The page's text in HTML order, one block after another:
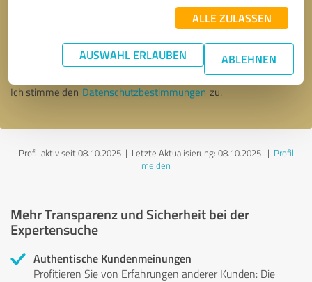
ALLE ZULASSEN
AUSWAHL ERLAUBEN ABLEHNEN
* Erforderliche Angaben
Nachricht senden
Ich stimme den Datenschutzbestimmungen zu.
Profil aktiv seit 08.10.2025 | Letzte Aktualisierung: 08.10.2025| Profil
melden
Mehr Transparenz und Sicherheit bei der
Expertensuche
Authentische Kundenmeinungen
Profitieren Sie von Erfahrungen anderer Kunden: Die